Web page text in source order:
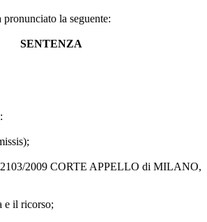
pronunciato la seguente:
SENTENZA
2103/2009 CORTE APPELLO di MILANO,
e il ricorso;